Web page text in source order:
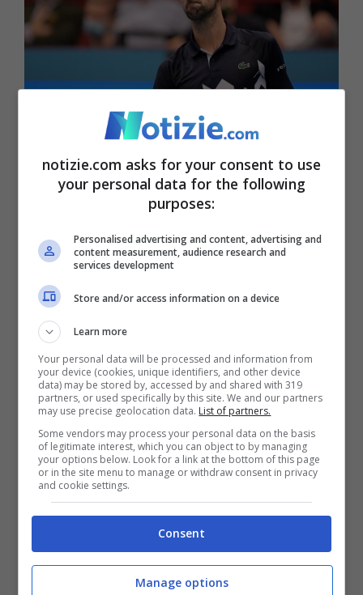
Per Medvedev arrivare in semifinale agli
Australian Open è un grandissimo
traguardo, anche perché, mancando
Djokovic, è lui il favorito principale alla
vittoria finale, ma c’è un piccolo rimpianto:
“Ho fatto una partita strana, non sono
andato bene all’inizio, dove Auger-
Ailassime mi ha preso davvero a pallate,
non ha sbagliato niente, poi Novak nella
mia testa mi ha ispirato e sono partito,
giocando meglio. Ho visto la percentuale
delle prime palle e devo fare i complimenti
a me stesso”.
notizie.com asks for your consent to use
your personal data for the following
purposes:
Personalised advertising and content, advertising and
content measurement, audience research and
services development
Store and/or access information on a device
Learn more
Your personal data will be processed and information from
your device (cookies, unique identifiers, and other device
data) may be stored by, accessed by and shared with 319
partners, or used specifically by this site. We and our partners
may use precise geolocation data. List of partners.
Some vendors may process your personal data on the basis
of legitimate interest, which you can object to by managing
your options below. Look for a link at the bottom of this page
or in the site menu to manage or withdraw consent in privacy
and cookie settings.
Consent
Manage options